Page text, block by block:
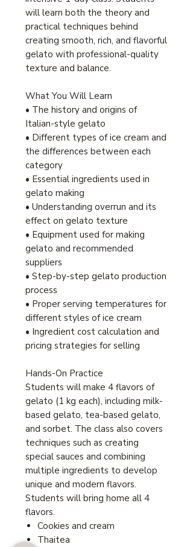
will learn both the theory and
practical techniques behind
creating smooth, rich, and flavorful
gelato with professional-quality
texture and balance.
What You Will Learn
• The history and origins of
Italian-style gelato
• Different types of ice cream and
the differences between each
category
• Essential ingredients used in
gelato making
• Understanding overrun and its
effect on gelato texture
• Equipment used for making
gelato and recommended
suppliers
• Step-by-step gelato production
process
• Proper serving temperatures for
different styles of ice cream
• Ingredient cost calculation and
pricing strategies for selling
Hands-On Practice
Students will make 4 flavors of
gelato (1 kg each), including milk-
based gelato, tea-based gelato,
and sorbet. The class also covers
techniques such as creating
special sauces and combining
multiple ingredients to develop
unique and modern flavors.
Students will bring home all 4
flavors.
Cookies and cream
Thaitea